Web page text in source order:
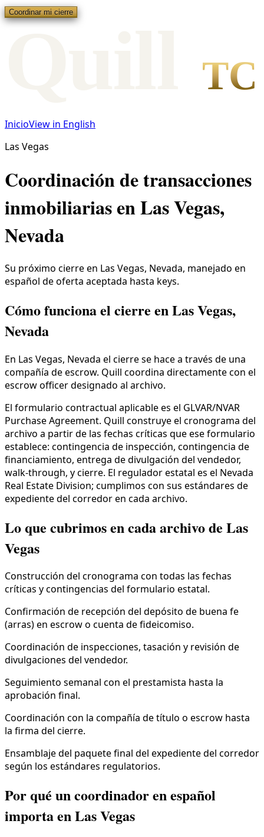
Coordinar mi cierre
TC
InicioView in English
Las Vegas
Coordinación de transacciones
inmobiliarias en Las Vegas,
Nevada
Su próximo cierre en Las Vegas, Nevada, manejado en
español de oferta aceptada hasta keys.
Cómo funciona el cierre en Las Vegas,
Nevada
En Las Vegas, Nevada el cierre se hace a través de una
compañía de escrow. Quill coordina directamente con el
escrow officer designado al archivo.
El formulario contractual aplicable es el GLVAR/NVAR
Purchase Agreement. Quill construye el cronograma del
archivo a partir de las fechas críticas que ese formulario
establece: contingencia de inspección, contingencia de
financiamiento, entrega de divulgación del vendedor,
walk-through, y cierre. El regulador estatal es el Nevada
Real Estate Division; cumplimos con sus estándares de
expediente del corredor en cada archivo.
Lo que cubrimos en cada archivo de Las
Vegas
Construcción del cronograma con todas las fechas
críticas y contingencias del formulario estatal.
Confirmación de recepción del depósito de buena fe
(arras) en escrow o cuenta de fideicomiso.
Coordinación de inspecciones, tasación y revisión de
divulgaciones del vendedor.
Seguimiento semanal con el prestamista hasta la
aprobación final.
Coordinación con la compañía de título o escrow hasta
la firma del cierre.
Ensamblaje del paquete final del expediente del corredor
según los estándares regulatorios.
Por qué un coordinador en español
importa en Las Vegas